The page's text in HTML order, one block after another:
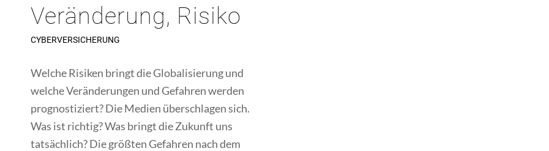
Veränderung, Risiko
CYBERVERSICHERUNG
Welche Risiken bringt die Globalisierung und
welche Veränderungen und Gefahren werden
prognostiziert? Die Medien überschlagen sich.
Was ist richtig? Was bringt die Zukunft uns
tatsächlich? Die größten Gefahren nach dem